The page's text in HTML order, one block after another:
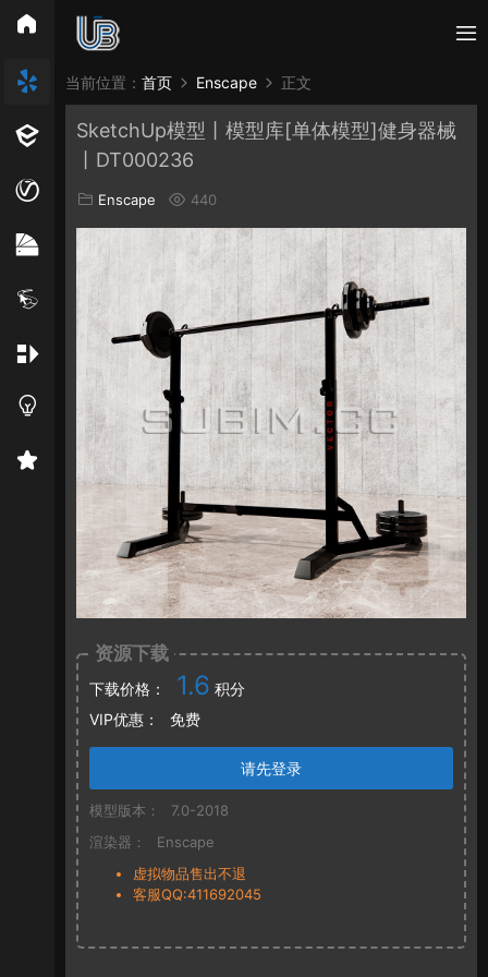
所有分类
Enscape PB3构件 构件 轮廓
当前位置： 首页 Enscape 正文
SketchUp模型丨模型库[单体模型]健身器械
丨DT000236
Enscape 440
资源下载
下载价格： 1.6 积分
VIP优惠：
免费
请先登录
模型版本：
7.0-2018
渲染器：
Enscape
虚拟物品售出不退
客服QQ:411692045